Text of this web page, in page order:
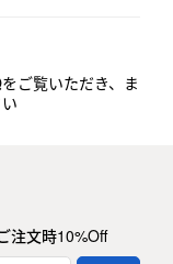
ご覧いただき、ま
注文時10%Off